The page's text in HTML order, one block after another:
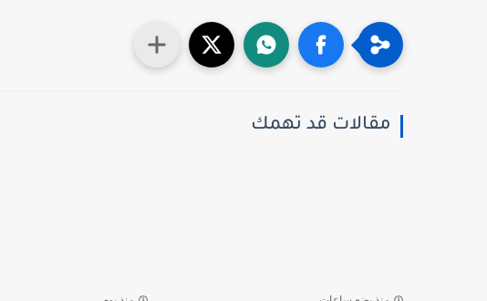
مقالات قد تهمك